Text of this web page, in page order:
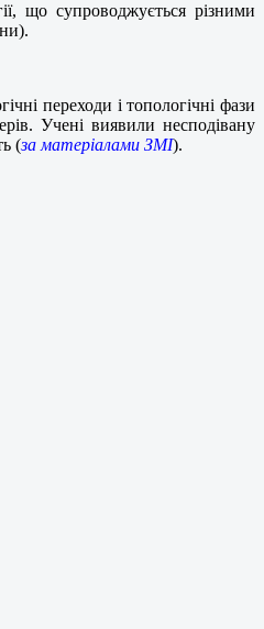
що супроводжується різними
переходи і топологічні фази
Учені виявили несподівану
(за матеріалами ЗМІ).